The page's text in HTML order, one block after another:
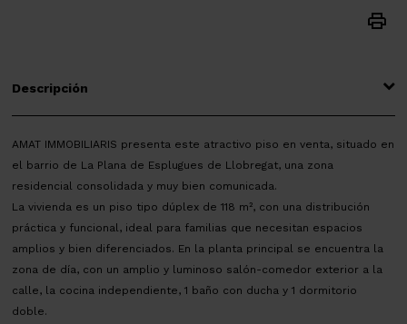
Descripción
AMAT IMMOBILIARIS presenta este atractivo piso en venta, situado en
el barrio de La Plana de Esplugues de Llobregat, una zona
residencial consolidada y muy bien comunicada.
La vivienda es un piso tipo dúplex de 118 m², con una distribución
práctica y funcional, ideal para familias que necesitan espacios
amplios y bien diferenciados. En la planta principal se encuentra la
zona de día, con un amplio y luminoso salón-comedor exterior a la
calle, la cocina independiente, 1 baño con ducha y 1 dormitorio
doble.